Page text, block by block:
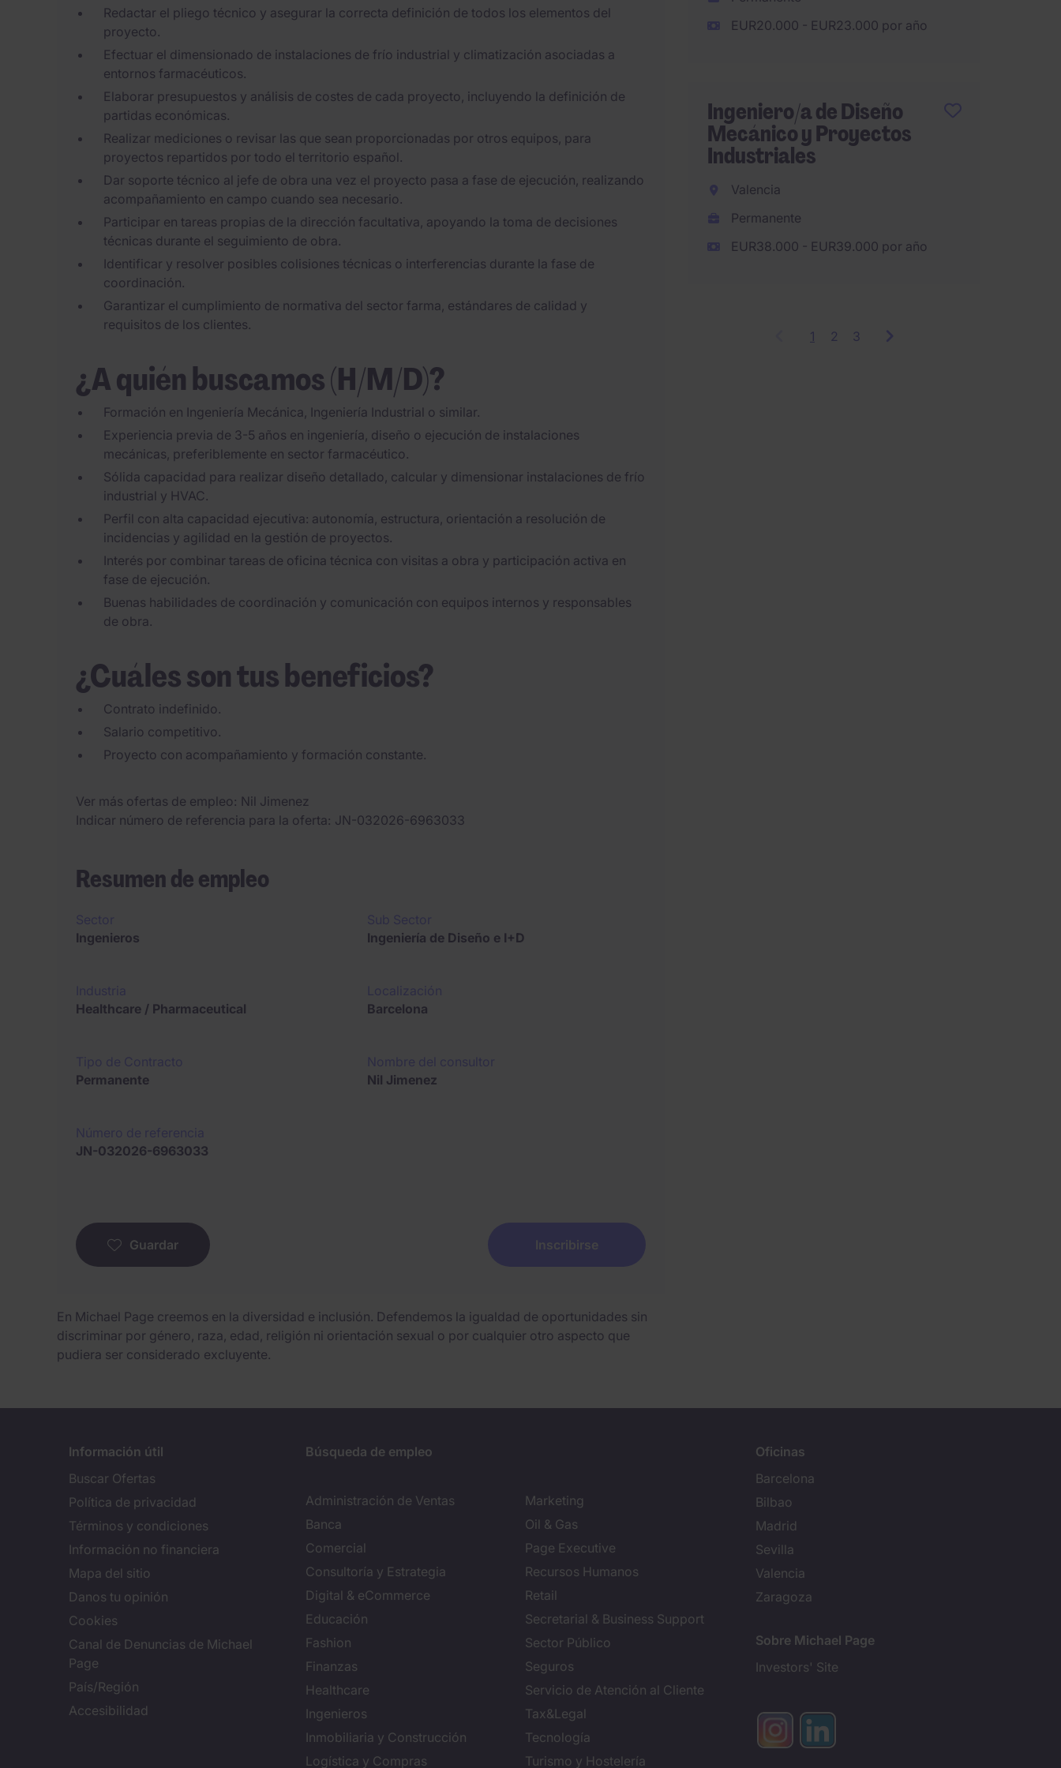
Redactar el pliego técnico y asegurar la correcta definición de todos los elementos del
proyecto.
Efectuar el dimensionado de instalaciones de frío industrial y climatización asociadas a
entornos farmacéuticos.
Elaborar presupuestos y análisis de costes de cada proyecto, incluyendo la definición de
partidas económicas.
Realizar mediciones o revisar las que sean proporcionadas por otros equipos, para
proyectos repartidos por todo el territorio español.
Dar soporte técnico al jefe de obra una vez el proyecto pasa a fase de ejecución, realizando
acompañamiento en campo cuando sea necesario.
Participar en tareas propias de la dirección facultativa, apoyando la toma de decisiones
técnicas durante el seguimiento de obra.
Identificar y resolver posibles colisiones técnicas o interferencias durante la fase de
coordinación.
Garantizar el cumplimiento de normativa del sector farma, estándares de calidad y
requisitos de los clientes.
¿A quién buscamos (H/M/D)?
Formación en Ingeniería Mecánica, Ingeniería Industrial o similar.
Experiencia previa de 3-5 años en ingeniería, diseño o ejecución de instalaciones
mecánicas, preferiblemente en sector farmacéutico.
Sólida capacidad para realizar diseño detallado, calcular y dimensionar instalaciones de frío
industrial y HVAC.
Perfil con alta capacidad ejecutiva: autonomía, estructura, orientación a resolución de
incidencias y agilidad en la gestión de proyectos.
Interés por combinar tareas de oficina técnica con visitas a obra y participación activa en
fase de ejecución.
Buenas habilidades de coordinación y comunicación con equipos internos y responsables
de obra.
¿Cuáles son tus beneficios?
Contrato indefinido.
Salario competitivo.
Proyecto con acompañamiento y formación constante.
Ver más ofertas de empleo
Nil Jimenez
Indicar número de referencia para la oferta JN-032026-6963033
Resumen de empleo
Ingenieros
Ingeniería de Diseño e I+D
Healthcare / Pharmaceutical
Barcelona
Permanente
Nil Jimenez
JN-032026-6963033
Guardar Inscribirse
En Michael Page creemos en la diversidad e inclusión. Defendemos la igualdad de oportunidades sin
discriminar por género, raza, edad, religión ni orientación sexual o por cualquier otro aspecto que
pudiera ser considerado excluyente.
EUR20.000 - EUR23.000 por año
Ingeniero/a de Diseño
Mecánico y Proyectos
Industriales
Valencia
Permanente
EUR38.000 - EUR39.000 por año
1 Showing
2 3
Información útil
Buscar Ofertas
Política de privacidad
Términos y condiciones
Información no financiera
Mapa del sitio
Danos tu opinión
Cookies
Canal de Denuncias de Michael
Page
País/Región
Accesibilidad
Búsqueda de empleo
Administración de Ventas
Banca
Comercial
Consultoría y Estrategia
Digital & eCommerce
Educación
Fashion
Finanzas
Healthcare
Ingenieros
Inmobiliaria y Construcción
Logística y Compras
Marketing
Oil & Gas
Page Executive
Recursos Humanos
Retail
Secretarial & Business Support
Sector Público
Seguros
Servicio de Atención al Cliente
Tax&Legal
Tecnología
Turismo y Hostelería
Oficinas
Barcelona
Bilbao
Madrid
Sevilla
Valencia
Zaragoza
Sobre Michael Page
Investors' Site